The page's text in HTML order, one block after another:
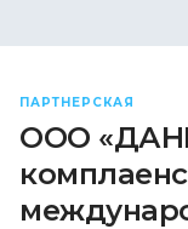
ПАРТНЕРСКАЯ
ООО